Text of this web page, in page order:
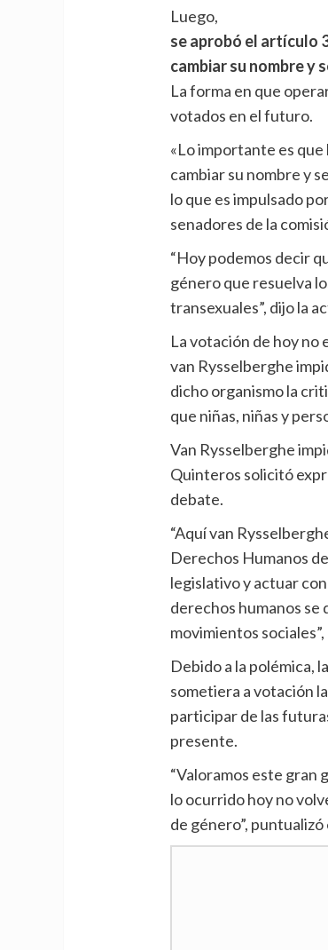
Luego,
se aprobó el artículo
cambiar su nombre y
La forma en que
votados en el futuro.
«Lo importante es
cambiar su nombre y
lo que es impulsado
senadores de la
“Hoy podemos decir
género que resuelva
transexuales”, dijo la
La votación de hoy no
van Rysselberghe
dicho organismo la
que niñas, niñas y
Van Rysselberghe
Quinteros solicitó
debate.
“Aquí van
Derechos Humanos
legislativo y actuar
derechos humanos se
movimientos
Debido a la polémica,
sometiera a votación
participar de las
presente.
“Valoramos este gran
lo ocurrido hoy no
de género”,